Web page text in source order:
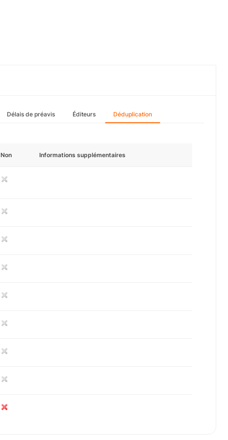
Délais de préavis Éditeurs Déduplication
Non Informations supplémentaires